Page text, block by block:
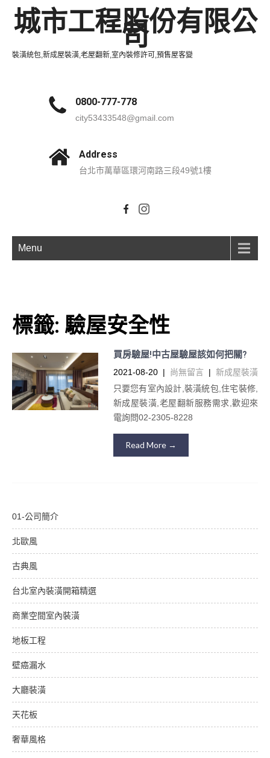
城市工程股份有限公
司
裝潢統包,新成屋裝潢,老屋翻新,室內裝修許可,預售屋客變
0800-777-778
city53433548@gmail.com
Address
台北市萬華區環河南路三段49號1樓
Menu
標籤: 驗屋安全性
買房驗屋!中古屋驗屋該如何把關?
2021-08-20 | 尚無留言 | 新成屋裝潢
只要您有室內設計,裝潢統包,住宅裝修,
新成屋裝潢,老屋翻新服務需求,歡迎來
電詢問02-2305-8228
Read More →
01-公司簡介
北歐風
古典風
台北室內裝潢開箱精選
商業空間室內裝潢
地板工程
壁癌漏水
大廳裝潢
天花板
奢華風格